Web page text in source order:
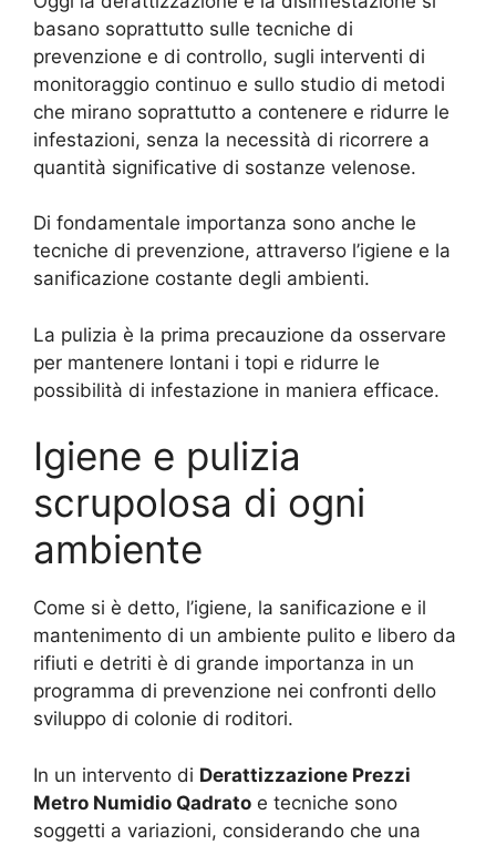
basano soprattutto sulle tecniche di
prevenzione e di controllo, sugli interventi di
monitoraggio continuo e sullo studio di metodi
che mirano soprattutto a contenere e ridurre le
infestazioni, senza la necessità di ricorrere a
quantità significative di sostanze velenose.
Di fondamentale importanza sono anche le
tecniche di prevenzione, attraverso l’igiene e la
sanificazione costante degli ambienti.
La pulizia è la prima precauzione da osservare
per mantenere lontani i topi e ridurre le
possibilità di infestazione in maniera efficace.
Igiene e pulizia
scrupolosa di ogni
ambiente
Come si è detto, l’igiene, la sanificazione e il
mantenimento di un ambiente pulito e libero da
rifiuti e detriti è di grande importanza in un
programma di prevenzione nei confronti dello
sviluppo di colonie di roditori.
In un intervento di Derattizzazione Prezzi
Metro Numidio Qadrato e tecniche sono
soggetti a variazioni, considerando che una